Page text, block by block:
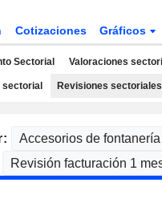
Cotizaciones Gráficos
Sectorial Valoraciones
Revisiones sectoriales